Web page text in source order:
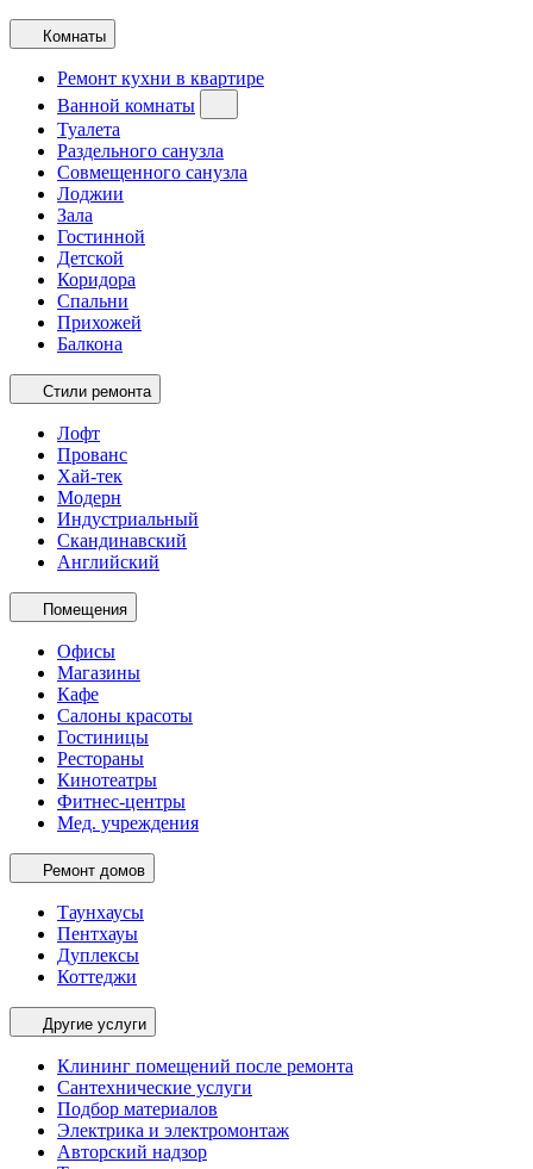
Комнаты
Ремонт кухни в квартире
Ванной комнаты
Туалета
Раздельного санузла
Совмещенного санузла
Лоджии
Зала
Гостинной
Детской
Коридора
Спальни
Прихожей
Балкона
Стили ремонта
Лофт
Прованс
Хай-тек
Модерн
Индустриальный
Скандинавский
Английский
Помещения
Офисы
Магазины
Кафе
Салоны красоты
Гостиницы
Рестораны
Кинотеатры
Фитнес-центры
Мед. учреждения
Ремонт домов
Таунхаусы
Пентхауы
Дуплексы
Коттеджи
Другие услуги
Клининг помещений после ремонта
Сантехнические услуги
Подбор материалов
Электрика и электромонтаж
Авторский надзор